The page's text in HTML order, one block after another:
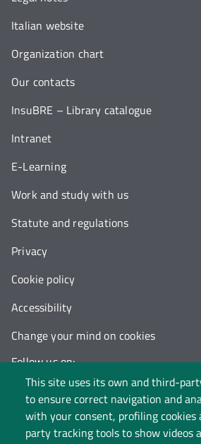
This site uses its own and third-
to ensure correct navigation and
with your consent, profiling
party tracking tools to show videos
Italian website
Organization chart
Our contacts
InsuBRE – Library catalogue
Intranet
E-Learning
Work and study with us
Statute and regulations
Follow us on:
Privacy
Cookie policy
Accessibility
Change your mind on cookies